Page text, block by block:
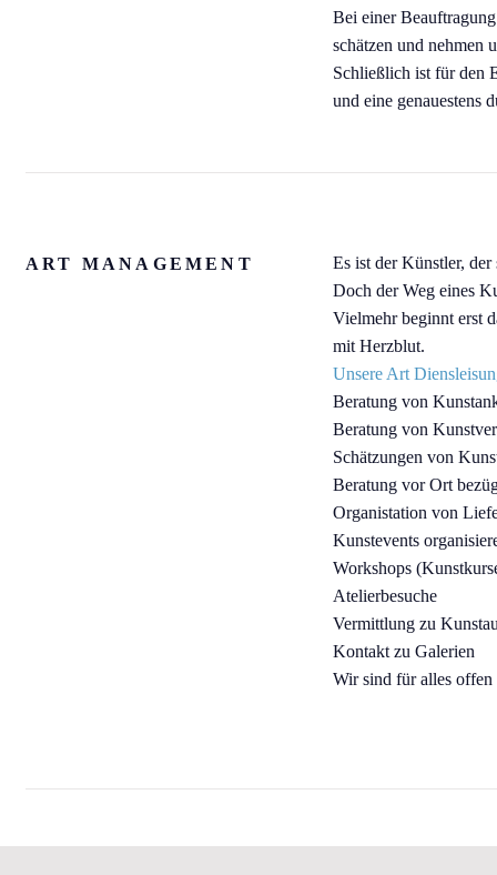
Bei einer
schätzen und nehmen
Schließlich ist für den
und eine genauestens
ART MANAGEMENT
Es ist der Künstler,
Doch der Weg eines
Vielmehr beginnt erst
mit Herzblut.
Unsere Art
Beratung von
Beratung von
Schätzungen von
Beratung vor Ort
Organistation von
Kunstevents
Workshops
Atelierbesuche
Vermittlung zu
Kontakt zu Galerien
Wir sind für alles offen